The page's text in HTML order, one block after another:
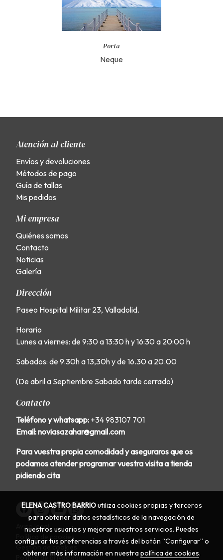
Porta
Neque
Atención al cliente
Envíos y devoluciones
Métodos de pago
Guía de tallas
Mis pedidos
Mi empresa
Quiénes somos
Contacto
Noticias
Galería
Dirección
Paseo Hospital Militar 23, Valladolid.
Horario
Lunes a viernes: de 9:30 a 13:30 h y 16:30 a 20:00 h
Sabados: de 9.30h a 13,30h y de 16.30 a 20.00
(De abril a Septiembre Sabado tarde cerrado)
Contacto
Teléfono y whatsapp: +34 983107 701
Email: noviasazahar@gmail.com
Para vuestra propia comodidad y aseguraros que os
podamos atender programar vuestra visita a tienda
pidiendo cita
Aviso legal
Política de cookies
Gestión de cookies
Política de privacidad
ELENA CASTRO BARRIOutiliza cookies propias y terceros
para obtener datos estadísticos de la navegación de
nuestros usuarios y mejorar nuestros servicios. Puedes
configurar tus preferencias a través del botón “Configurar” o
obtener más información en nuestrapolítica de cookies.